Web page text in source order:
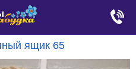
ящик 65